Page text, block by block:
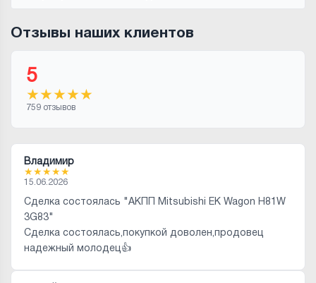
Отзывы наших клиентов
5
★★★★★
759 отзывов
Владимир
★★★★★
15.06.2026
Сделка состоялась "АКПП Mitsubishi EK Wagon H81W
3G83"
Сделка состоялась,покупкой доволен,продовец
надежный молодец👍